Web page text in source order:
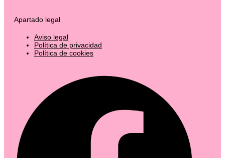
Apartado legal
Aviso legal
Política de privacidad
Política de cookies